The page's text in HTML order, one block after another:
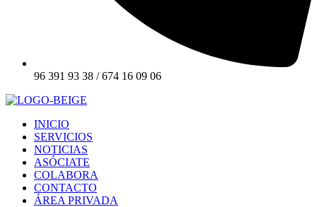
96 391 93 38 / 674 16 09 06
INICIO
SERVICIOS
NOTICIAS
ASÓCIATE
COLABORA
CONTACTO
ÁREA PRIVADA